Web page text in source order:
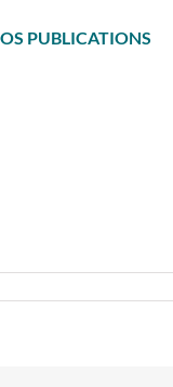
PUBLICATIONS